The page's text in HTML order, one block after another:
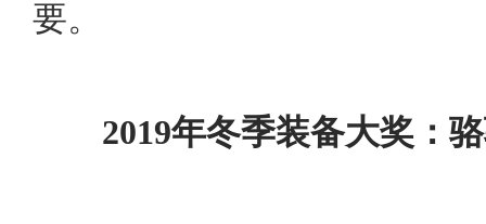
要。
2019年冬季装备大奖：